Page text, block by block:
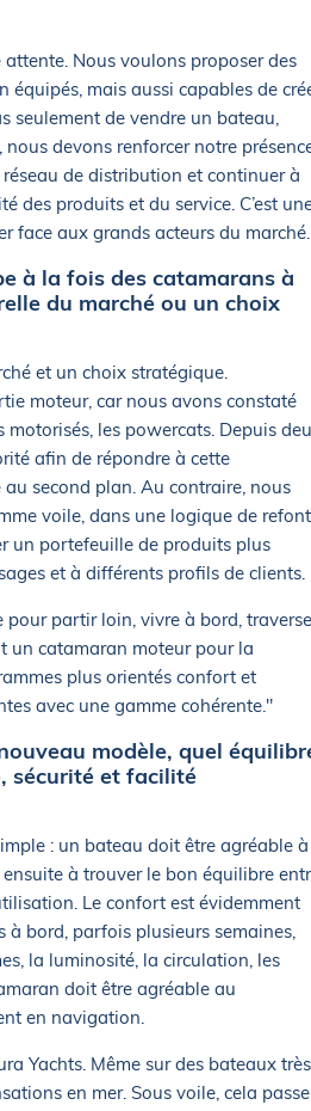
Nous voulons proposer des
équipés, mais aussi capables de
seulement de vendre un bateau,
devons renforcer notre
de distribution et continuer à
produits et du service. C’est
face aux grands acteurs du
à la fois des catamarans à
du marché ou un choix
et un choix stratégique.
moteur, car nous avons constaté
les powercats. Depuis
afin de répondre à cette
second plan. Au contraire, nous
voile, dans une logique de
un portefeuille de produits plus
et à différents profils de clients.
partir loin, vivre à bord,
un catamaran moteur pour la
plus orientés confort et
avec une gamme cohérente."
modèle, quel
sécurité et facilité
: un bateau doit être agréable à
à trouver le bon équilibre
Le confort est évidemment
à bord, parfois plusieurs semaines,
la luminosité, la circulation, les
doit être agréable au
en navigation.
Yachts. Même sur des bateaux très
en mer. Sous voile, cela passe